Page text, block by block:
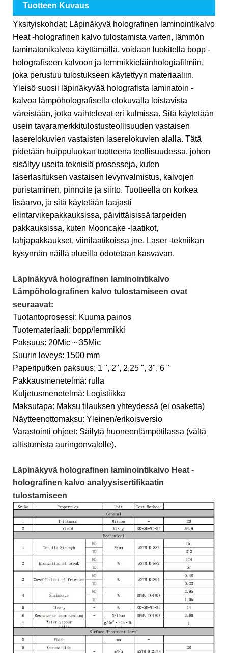
Tuotteen Kuvaus
Yksityiskohdat: Läpinäkyvä holografinen laminointikalvo
Heat -holografinen kalvo tulostamista varten, lämmön
laminatonikalvoa käyttämällä, voidaan luokitella bopp -
holografiseen kalvoon ja lemmikkieläinhologiafilmiin,
joka perustuu tulostukseen käytettyyn materiaaliin.
Yleisö suosii läpinäkyvää holografista laminatoin -
kalvoa lämpöholografisella elokuvalla loistavista
väreistään, jotka vaihtelevat eri kulmissa. Sitä käytetään
usein tavaramerkkitulostusteollisuuden vastaisen
laserelokuvien vastaisten laserelokuvien alalla. Tätä
pidetään huippuluokan tuotteena teollisuudessa, johon
sisältyy useita teknisiä prosesseja, kuten
laserlasituksen vastaisen levynvalmistus, kalvojen
puristaminen, pinnoite ja siirto. Tuotteella on korkea
lisäarvo, ja sitä käytetään laajasti
elintarvikepakkauksissa, päivittäisissä tarpeiden
pakkauksissa, kuten Mooncake -laatikot,
lahjapakkaukset, viinilaatikoissa jne. Laser -tekniikan
kysynnän näillä alueilla odotetaan kasvavan.
Läpinäkyvä holografinen laminointikalvo
Lämpöholografinen kalvo tulostamiseen ovat
seuraavat:
Tuotantoprosessi: Kuuma painos
Tuotemateriaali: bopp/lemmikki
Paksuus: 20Mic ~ 35Mic
Suurin leveys: 1500 mm
Paperiputken paksuus: 1 ", 2", 2,25 ", 3", 6 "
Pakkausmenetelmä: rulla
Kuljetusmenetelmä: Logistiikka
Maksutapa: Maksu tilauksen yhteydessä (ei osaketta)
Näytteenottomaksu: Yleinen/erikoisversio
Varastointi ohjeet: Säilytä huoneenlämpötilassa (vältä
altistumista auringonvalolle).
Läpinäkyvä holografinen laminointikalvo Heat -
holografinen kalvo analyysisertifikaatin
tulostamiseen